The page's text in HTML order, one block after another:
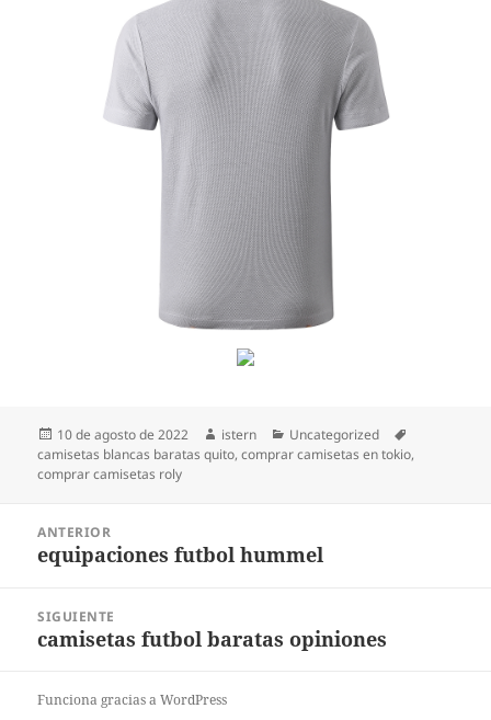
Publicado
el
10 de agosto de 2022 Autor
istern Categorías
Uncategorized
camisetas blancas baratas quito,comprar camisetas en tokio,
comprar camisetas roly
entradas
ANTERIOR
Entrada
equipaciones futbol hummel
SIGUIENTE
Entrada
camisetas futbol baratas opiniones
Funciona gracias a WordPress